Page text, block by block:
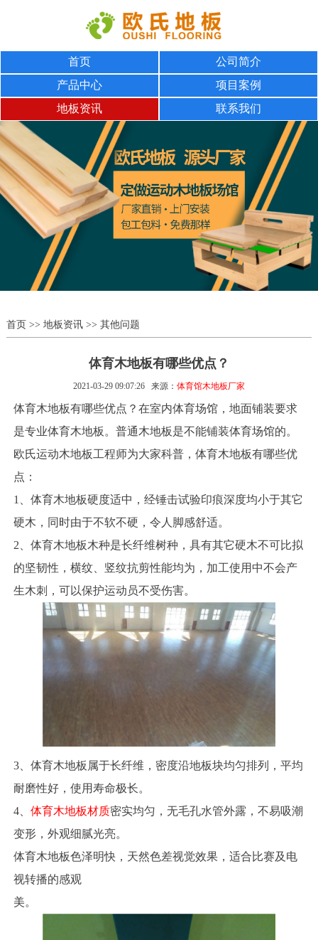
首页
公司简介
产品中心
项目案例
地板资讯
联系我们
首页>> 地板资讯>> 其他问题
体育木地板有哪些优点？
2021-03-29 09:07:26 来源： 体育馆木地板厂家
体育木地板有哪些优点？在室内体育场馆，地面铺装要求
是专业体育木地板。普通木地板是不能铺装体育场馆的。
欧氏运动木地板工程师为大家科普，体育木地板有哪些优
点：
1、体育木地板硬度适中，经锤击试验印痕深度均小于其它
硬木，同时由于不软不硬，令人脚感舒适。
2、体育木地板木种是长纤维树种，具有其它硬木不可比拟
的坚韧性，横纹、竖纹抗剪性能均为，加工使用中不会产
生木刺，可以保护运动员不受伤害。
3、体育木地板属于长纤维，密度沿地板块均匀排列，平均
耐磨性好，使用寿命极长。
4、 体育木地板材质密实均匀，无毛孔水管外露，不易吸潮
变形，外观细腻光亮。
体育木地板色泽明快，天然色差视觉效果，适合比赛及电
视转播的感观
美。